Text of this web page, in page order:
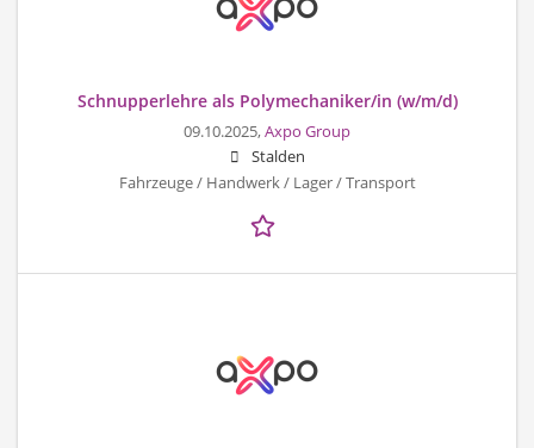
Schnupperlehre als Polymechaniker/in (w/m/d)
09.10.2025,Axpo Group
Stalden
Fahrzeuge / Handwerk / Lager / Transport